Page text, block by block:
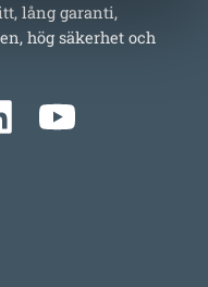
lång garanti,
hög säkerhet och